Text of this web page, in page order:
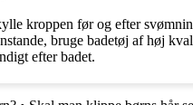
kroppen før og efter
bruge badetøj af høj
efter badet.